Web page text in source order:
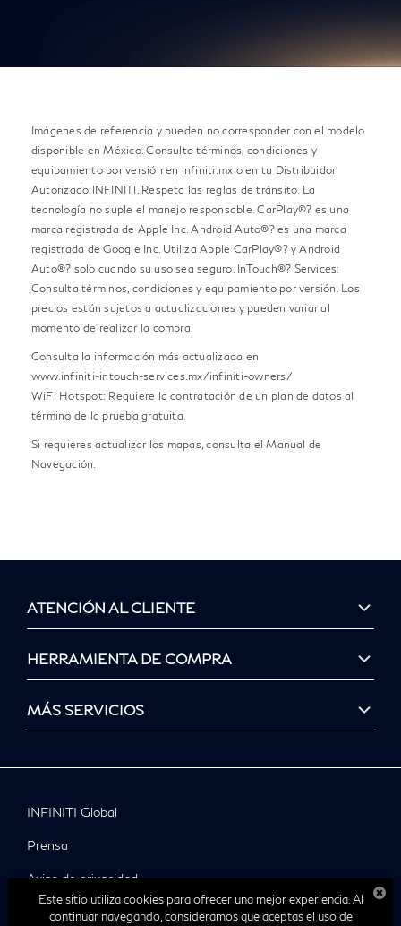
Imágenes de referencia y pueden no corresponder con el modelo
disponible en México. Consulta términos, condiciones y
equipamiento por versión en infiniti.mx o en tu Distribuidor
Autorizado INFINITI. Respeta las reglas de tránsito. La
tecnología no suple el manejo responsable. CarPlay®? es una
marca registrada de Apple Inc. Android Auto®? es una marca
registrada de Google Inc. Utiliza Apple CarPlay®? y Android
Auto®? solo cuando su uso sea seguro. InTouch®? Services:
Consulta términos, condiciones y equipamiento por versión. Los
precios están sujetos a actualizaciones y pueden variar al
momento de realizar la compra.
Consulta la información más actualizada en
www.infiniti-intouch-services.mx/infiniti-owners/
WiFi Hotspot: Requiere la contratación de un plan de datos al
término de la prueba gratuita.
Si requieres actualizar los mapas, consulta el Manual de
Navegación.
ATENCIÓN AL CLIENTE
HERRAMIENTA DE COMPRA
MÁS SERVICIOS
INFINITI Global
Prensa
Aviso de privacidad
© Infiniti 2025
Este sitio utiliza cookies para ofrecer una mejor experiencia. Al
continuar navegando, consideramos que aceptas el uso de